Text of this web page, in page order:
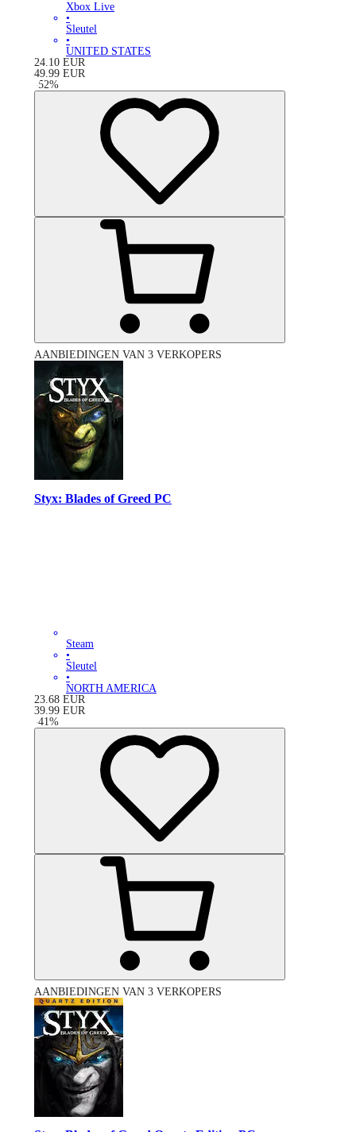
Xbox Live
•
Sleutel
•
UNITED STATES
24.10 EUR
49.99 EUR
-52%
AANBIEDINGEN VAN 3 VERKOPERS
Styx: Blades of Greed PC
Steam
•
Sleutel
•
NORTH AMERICA
23.68 EUR
39.99 EUR
-41%
AANBIEDINGEN VAN 3 VERKOPERS